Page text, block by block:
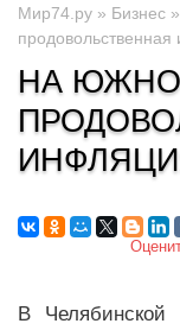
Мир74.ру » Бизнес
НА
В Челябинской